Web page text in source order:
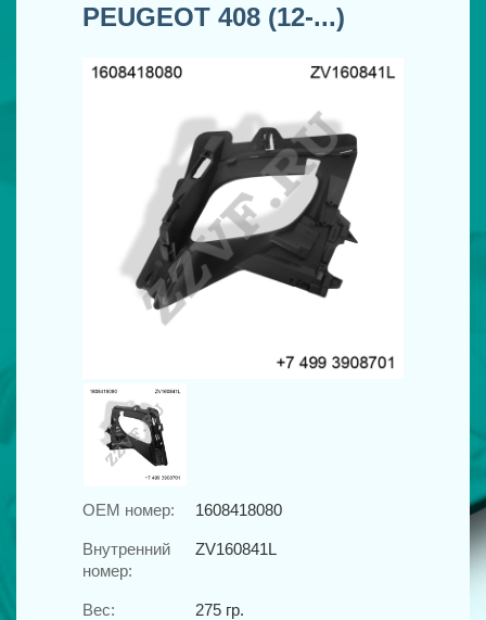
PEUGEOT 408 (12-...)
OEM номер: 1608418080
Внутренний
номер:
ZV160841L
Вес: 275 гр.